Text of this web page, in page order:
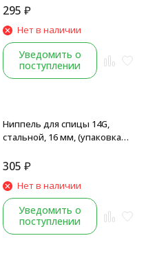
295 ₽
Нет в наличии
Уведомить о
поступлении
Ниппель для спицы 14G,
стальной, 16 мм, (упаковка
305 ₽
Нет в наличии
Уведомить о
поступлении